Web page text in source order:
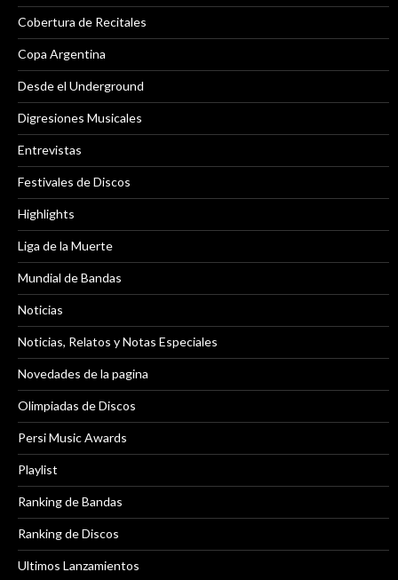
Cobertura de Recitales
Copa Argentina
Desde el Underground
Digresiones Musicales
Entrevistas
Festivales de Discos
Highlights
Liga de la Muerte
Mundial de Bandas
Noticias
Noticias, Relatos y Notas Especiales
Novedades de la pagina
Olimpiadas de Discos
Persi Music Awards
Playlist
Ranking de Bandas
Ranking de Discos
Ultimos Lanzamientos